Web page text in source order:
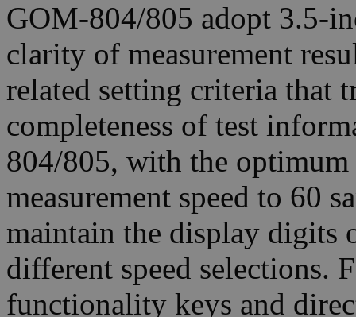
GOM-804/805 adopt 3.5-
clarity of measurement
related setting criteria that
completeness of test
804/805, with the
measurement speed to 60
maintain the display digits
different speed selections.
functionality keys and